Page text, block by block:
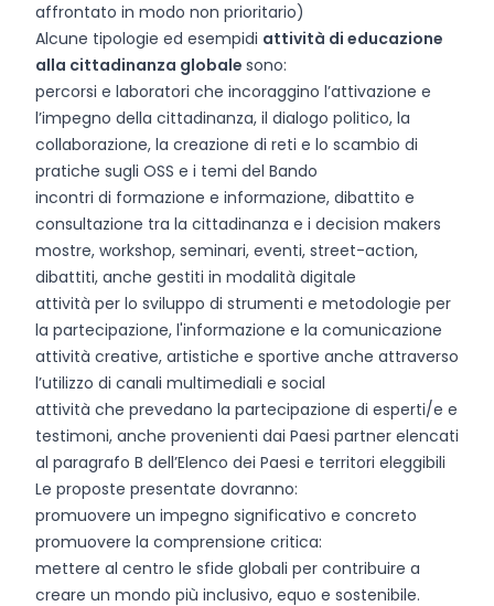
affrontato in modo non prioritario)
Alcune tipologie ed esempidi attività di educazione
alla cittadinanza globale sono:
percorsi e laboratori che incoraggino l’attivazione e
l’impegno della cittadinanza, il dialogo politico, la
collaborazione, la creazione di reti e lo scambio di
pratiche sugli OSS e i temi del Bando
incontri di formazione e informazione, dibattito e
consultazione tra la cittadinanza e i decision makers
mostre, workshop, seminari, eventi, street-action,
dibattiti, anche gestiti in modalità digitale
attività per lo sviluppo di strumenti e metodologie per
la partecipazione, l'informazione e la comunicazione
attività creative, artistiche e sportive anche attraverso
l’utilizzo di canali multimediali e social
attività che prevedano la partecipazione di esperti/e e
testimoni, anche provenienti dai Paesi partner elencati
al paragrafo B dell’Elenco dei Paesi e territori eleggibili
Le proposte presentate dovranno:
promuovere un impegno significativo e concreto
promuovere la comprensione critica:
mettere al centro le sfide globali per contribuire a
creare un mondo più inclusivo, equo e sostenibile.